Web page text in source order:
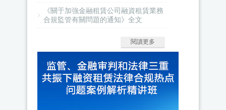
《關于加強金融租賃公司融資租賃業務
合規監管有關問題的通知》全文
閱讀更多